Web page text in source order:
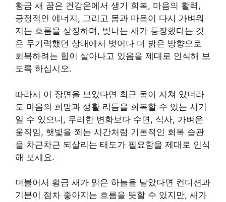
황금 새 꿈은 건강운에서 생기 회복, 마음의 활력,
긍정적인 에너지, 그리고 몸과 마음이 다시 가벼워
지는 흐름을 상징하며, 빛나는 새가 등장했다는 것
은 무기력했던 상태에서 벗어나 더 밝은 방향으로
회복하려는 힘이 살아나고 있음을 제대로 인식해 보
도록 하십시오.
따라서 이 장면을 보았다면 최근 몸이 지쳐 있더라
도 마음의 희망과 생활 리듬을 회복할 수 있는 시기
일 수 있으니, 무리한 변화보다 수면, 식사, 가벼운
움직임, 햇빛을 쬐는 시간처럼 기본적인 회복 습관
을 차근차근 되살리는 태도가 필요함을 제대로 인식
해 보세요.
더불어서 황금 새가 맑은 하늘을 날았다면 컨디션과
기분이 점차 좋아지는 흐름을 뜻할 수 있지만, 새가